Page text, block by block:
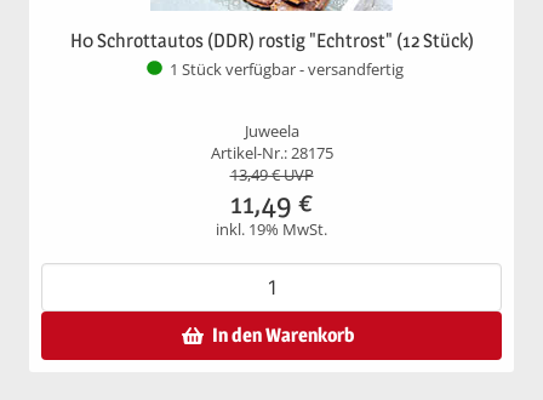
H0 Schrottautos (DDR) rostig "Echtrost" (12 Stück)
1 Stück verfügbar - versandfertig
Juweela
Artikel-Nr.: 28175
13,49€ UVP
11,49 €
inkl. 19% MwSt.
In den Warenkorb